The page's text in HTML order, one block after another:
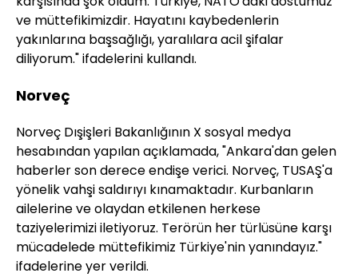
ve müttefikimizdir. Hayatını kaybedenlerin
yakınlarına başsağlığı, yaralılara acil şifalar
diliyorum." ifadelerini kullandı.
Norveç
Norveç Dışişleri Bakanlığının X sosyal medya
hesabından yapılan açıklamada, "Ankara'dan gelen
haberler son derece endişe verici. Norveç, TUSAŞ'a
yönelik vahşi saldırıyı kınamaktadır. Kurbanların
ailelerine ve olaydan etkilenen herkese
taziyelerimizi iletiyoruz. Terörün her türlüsüne karşı
mücadelede müttefikimiz Türkiye'nin yanındayız."
ifadelerine yer verildi.